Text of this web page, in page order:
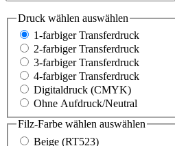
Druck wählen auswählen
1-farbiger Transferdruck
2-farbiger Transferdruck
3-farbiger Transferdruck
4-farbiger Transferdruck
Digitaldruck (CMYK)
Ohne Aufdruck/Neutral
Filz-Farbe wählen auswählen
Beige (RT523)